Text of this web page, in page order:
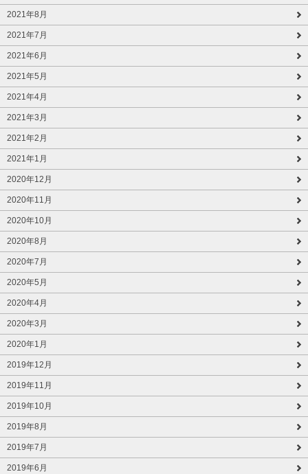
2021年8月
2021年7月
2021年6月
2021年5月
2021年4月
2021年3月
2021年2月
2021年1月
2020年12月
2020年11月
2020年10月
2020年8月
2020年7月
2020年5月
2020年4月
2020年3月
2020年1月
2019年12月
2019年11月
2019年10月
2019年8月
2019年7月
2019年6月